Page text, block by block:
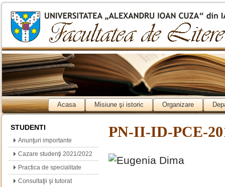
Acasa Misiune şi istoric Organizare
STUDENTI
Anunţuri importante
Cazare studenţi 2021/2022
Practica de specialitate
Consultaţii şi tutorat
PN-II-ID-PCE-